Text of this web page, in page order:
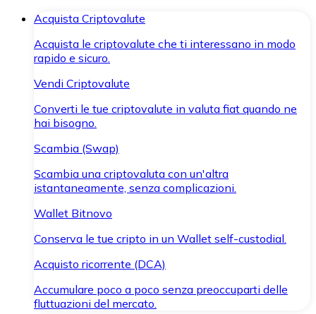
Acquista Criptovalute
Acquista le criptovalute che ti interessano in modo
rapido e sicuro.
Vendi Criptovalute
Converti le tue criptovalute in valuta fiat quando ne
hai bisogno.
Scambia (Swap)
Scambia una criptovaluta con un'altra
istantaneamente, senza complicazioni.
Wallet Bitnovo
Conserva le tue cripto in un Wallet self-custodial.
Acquisto ricorrente (DCA)
Accumulare poco a poco senza preoccuparti delle
fluttuazioni del mercato.